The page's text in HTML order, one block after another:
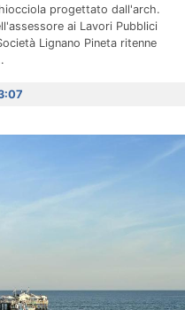
progettato dall'arch.
ai Lavori Pubblici
Lignano Pineta ritenne